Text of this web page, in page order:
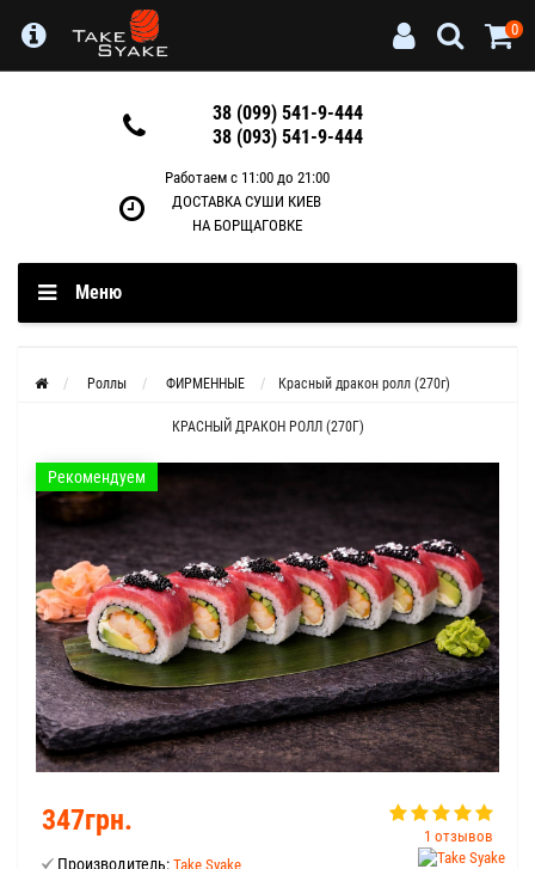
0
38 (099) 541-9-444
38 (093) 541-9-444
Работаем с 11:00 до 21:00
ДОСТАВКА СУШИ КИЕВ
НА БОРЩАГОВКЕ
Меню
Роллы ФИРМЕННЫЕ Красный дракон ролл (270г)
КРАСНЫЙ ДРАКОН РОЛЛ (270Г)
Рекомендуем
1 отзывов
347грн.
Производитель: Take Syake